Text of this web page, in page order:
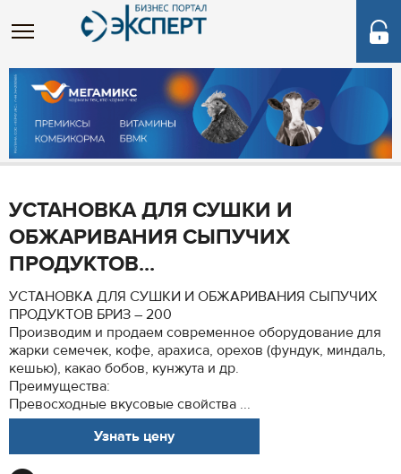
УСТАНОВКА ДЛЯ СУШКИ И
ОБЖАРИВАНИЯ СЫПУЧИХ
ПРОДУКТОВ...
УСТАНОВКА ДЛЯ СУШКИ И ОБЖАРИВАНИЯ СЫПУЧИХ
ПРОДУКТОВ БРИЗ – 200
Производим и продаем современное оборудование для
жарки семечек, кофе, арахиса, орехов (фундук, миндаль,
кешью), какао бобов, кунжута и др.
Преимущества:
Превосходные вкусовые свойства ...
Узнать цену